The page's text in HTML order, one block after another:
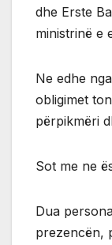
dhe Erste
ministrinë e
Ne edhe
obligimet
përpikmëri
Sot me ne
Dua
prezencën,